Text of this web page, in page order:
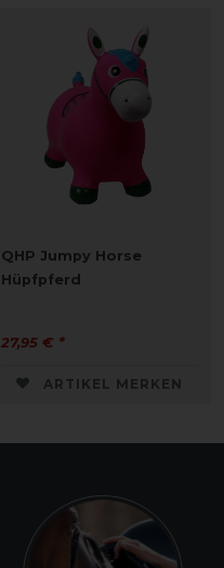
QHP Jumpy Horse
Hüpfpferd
27,95 € *
ARTIKEL MERKEN